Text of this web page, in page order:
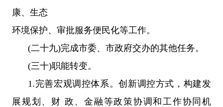
康、生态
环境保护、审批服务便民化等工作。
(二十九)完成市委、市政府交办的其他任务。
(三十)职能转变。
1.完善宏观调控体系。创新调控方式，构建发
展规划、财 政、金融等政策协调和工作协同机